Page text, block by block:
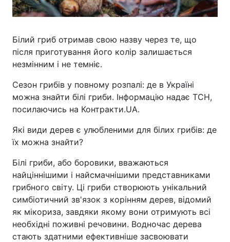
Білий гриб отримав свою назву через те, що
після приготування його колір залишається
незмінним і не темніє.
Сезон грибів у повному розпалі: де в Україні
можна знайти білі гриби. Інформацію надає ТСН,
посилаючись на Контракти.UA.
Які види дерев є улюбленими для білих грибів: де
їх можна знайти?
Білі гриби, або боровики, вважаються
найціннішими і найсмачнішими представниками
грибного світу. Ці гриби створюють унікальний
симбіотичний зв'язок з корінням дерев, відомий
як мікориза, завдяки якому вони отримують всі
необхідні поживні речовини. Водночас дерева
стають здатними ефективніше засвоювати